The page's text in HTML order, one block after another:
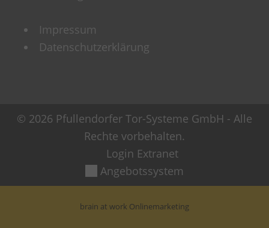
Impressum
Datenschutzerklärung
© 2026 Pfullendorfer Tor-Systeme GmbH - Alle
Rechte vorbehalten.
Login Extranet
Angebotssystem
brain at work Onlinemarketing